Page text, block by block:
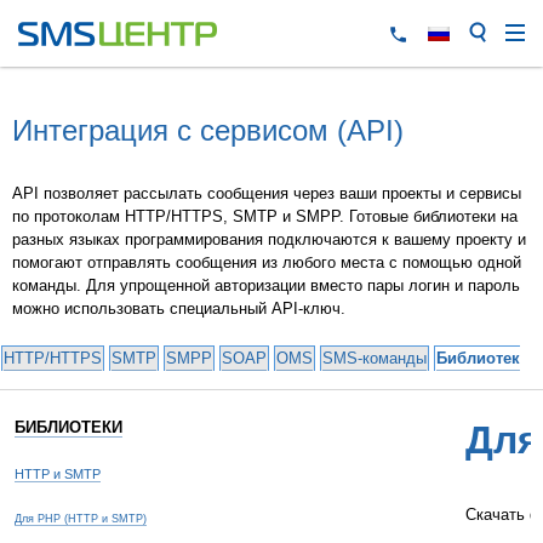
Интеграция с сервисом (API)
API позволяет рассылать сообщения через ваши проекты и сервисы
по протоколам HTTP/HTTPS, SMTP и SMPP. Готовые библиотеки на
разных языках программирования подключаются к вашему проекту и
помогают отправлять сообщения из любого места с помощью одной
команды. Для упрощенной авторизации вместо пары логин и пароль
можно использовать специальный API-ключ.
HTTP/HTTPS SMTP SMPP SOAP OMS SMS-команды Библиотеки
БИБЛИОТЕКИ
HTTP и SMTP
Для PHP (HTTP и SMTP)
Для
Скачать